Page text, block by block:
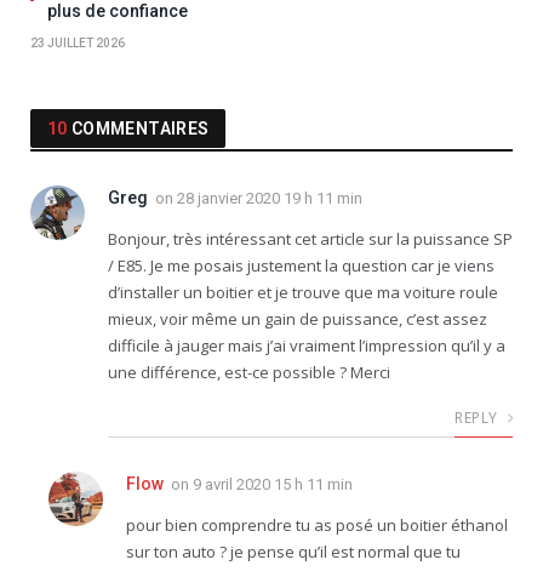
plus de confiance
23 JUILLET 2026
10 COMMENTAIRES
Greg on 28 janvier 2020 19 h 11 min
Bonjour, très intéressant cet article sur la puissance SP
/ E85. Je me posais justement la question car je viens
d’installer un boitier et je trouve que ma voiture roule
mieux, voir même un gain de puissance, c’est assez
difficile à jauger mais j’ai vraiment l’impression qu’il y a
une différence, est-ce possible ? Merci
REPLY
Flow on 9 avril 2020 15 h 11 min
pour bien comprendre tu as posé un boitier éthanol
sur ton auto ? je pense qu’il est normal que tu